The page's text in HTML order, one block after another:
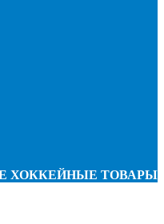
ХОККЕЙНЫЕ ТОВАРЫ